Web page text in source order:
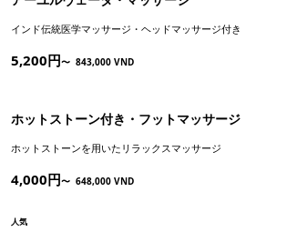
インド伝統医学マッサージ・ヘッドマッサージ付き
5,200円〜 843,000 VND
ホットストーン付き・フットマッサージ
ホットストーンを用いたリラックスマッサージ
4,000円〜 648,000 VND
人気